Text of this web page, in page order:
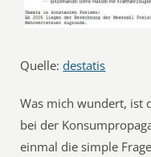
Quelle:destatis
Was mich wundert, ist
bei der
einmal die simple